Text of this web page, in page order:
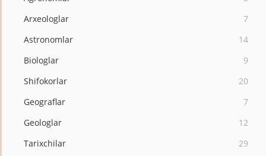
Arxeologlar
7
Astronomlar
14
Biologlar
9
Shifokorlar
20
Geograflar
7
Geologlar
12
Tarixchilar
29